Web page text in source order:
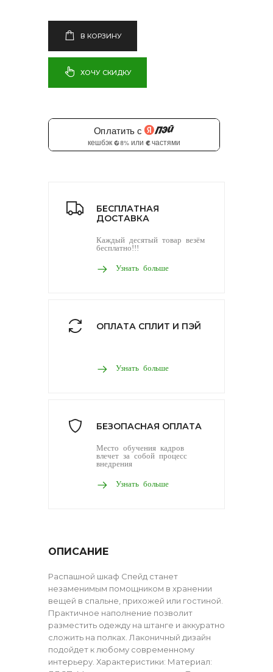
В КОРЗИНУ
ХОЧУ СКИДКУ
БЕСПЛАТНАЯ
ДОСТАВКА
Каждый десятый товар везём
бесплатно!!!
Узнать больше
ОПЛАТА СПЛИТ И ПЭЙ
Узнать больше
БЕЗОПАСНАЯ ОПЛАТА
Место обучения кадров
влечет за собой процесс
внедрения
Узнать больше
ОПИСАНИЕ
Распашной шкаф Спейд станет
незаменимым помощником в хранении
вещей в спальне, прихожей или гостиной.
Практичное наполнение позволит
разместить одежду на штанге и аккуратно
сложить на полках. Лаконичный дизайн
подойдет к любому современному
интерьеру. Характеристики: Материал: